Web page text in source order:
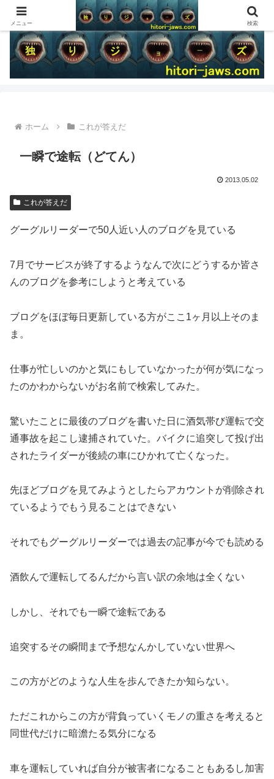
ホーム これが答えだ
一瞬で途転（どてん）
2013.05.02
これが答えだ
グーグルリーダーで50人近い人のブログを見ている
7月でサービスが終了するようなんで次にどうするか皆さ
んのブログを参考にしようと考えている
ブログをほぼ毎日更新している方がここ1ヶ月以上そのま
ま。
仕事が忙しいのかと気にもしていなかったが何が気になっ
たのかわからないがお名前で検索してみた。
驚いたことに最後のブログを書いた日に酒気帯び運転で交
通事故を起こし逮捕されていた。バイクに追突して投げ出
されたライダーが後続の車にひかれて亡くなった。
先ほどブログを見てみようとしたらアカウントが削除され
ているようでもう見ることはできない
それでもグーグルリーダーでは過去の記事が今でも読める
酒飲んで運転してるんだから言い訳の余地は全くない
しかし、それでも一瞬で途転である
追突するその瞬間まで予想なんかしていない世界へ
この方がどのような人生を歩んできたか知らない。
ただこれからこの方が背負っていくモノの重さを考えると
同世代だけに暗澹たる気分になる
車を運転していれば自分が被害者になることもあるし加害
メニュー 検索